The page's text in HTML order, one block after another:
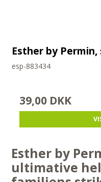
Esther by Permin,
esp-883434
39,00 DKK
Esther by
ultimative